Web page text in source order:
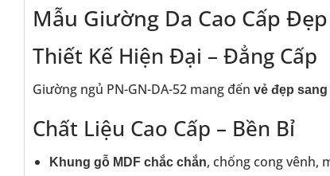
Mẫu Giường Da Cao Cấp
Thiết Kế Hiện Đại – Đẳng Cấp
Giường ngủ PN-GN-DA-52 mang đến vẻ đẹp
Chất Liệu Cao Cấp – Bền Bỉ
Khung gỗ MDF chắc chắn, chống cong vênh,